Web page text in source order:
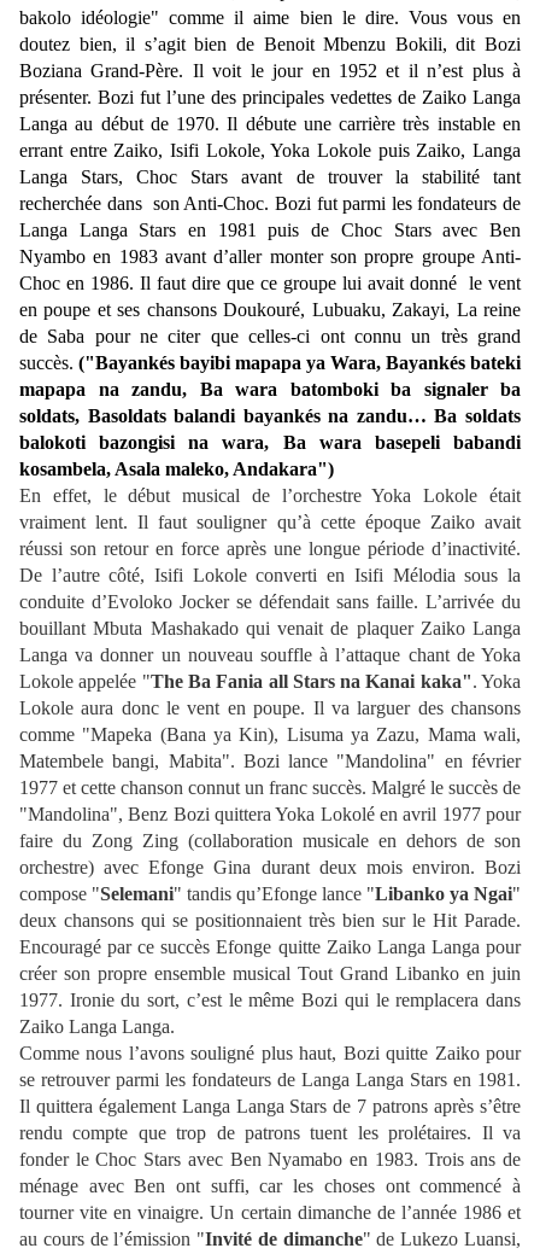
bakolo idéologie" comme il aime bien le dire. Vous vous en
doutez bien, il s’agit bien de Benoit Mbenzu Bokili, dit Bozi
Boziana Grand-Père. Il voit le jour en 1952 et il n’est plus à
présenter. Bozi fut l’une des principales vedettes de Zaiko Langa
Langa au début de 1970. Il débute une carrière très instable en
errant entre Zaiko, Isifi Lokole, Yoka Lokole puis Zaiko, Langa
Langa Stars, Choc Stars avant de trouver la stabilité tant
recherchée dans son Anti-Choc. Bozi fut parmi les fondateurs de
Langa Langa Stars en 1981 puis de Choc Stars avec Ben
Nyambo en 1983 avant d’aller monter son propre groupe Anti-
Choc en 1986. Il faut dire que ce groupe lui avait donné le vent
en poupe et ses chansons Doukouré, Lubuaku, Zakayi, La reine
de Saba pour ne citer que celles-ci ont connu un très grand
succès. ("Bayankés bayibi mapapa ya Wara, Bayankés bateki
mapapa na zandu, Ba wara batomboki ba signaler ba
soldats, Basoldats balandi bayankés na zandu… Ba soldats
balokoti bazongisi na wara, Ba wara basepeli babandi
kosambela, Asala maleko, Andakara")
En effet, le début musical de l’orchestre Yoka Lokole était
vraiment lent. Il faut souligner qu’à cette époque Zaiko avait
réussi son retour en force après une longue période d’inactivité.
De l’autre côté, Isifi Lokole converti en Isifi Mélodia sous la
conduite d’Evoloko Jocker se défendait sans faille. L’arrivée du
bouillant Mbuta Mashakado qui venait de plaquer Zaiko Langa
Langa va donner un nouveau souffle à l’attaque chant de Yoka
Lokole appelée "The Ba Fania all Stars na Kanai kaka". Yoka
Lokole aura donc le vent en poupe. Il va larguer des chansons
comme "Mapeka (Bana ya Kin), Lisuma ya Zazu, Mama wali,
Matembele bangi, Mabita". Bozi lance "Mandolina" en février
1977 et cette chanson connut un franc succès. Malgré le succès de
"Mandolina", Benz Bozi quittera Yoka Lokolé en avril 1977 pour
faire du Zong Zing (collaboration musicale en dehors de son
orchestre) avec Efonge Gina durant deux mois environ. Bozi
compose "Selemani" tandis qu’Efonge lance "Libanko ya Ngai"
deux chansons qui se positionnaient très bien sur le Hit Parade.
Encouragé par ce succès Efonge quitte Zaiko Langa Langa pour
créer son propre ensemble musical Tout Grand Libanko en juin
1977. Ironie du sort, c’est le même Bozi qui le remplacera dans
Zaiko Langa Langa.
Comme nous l’avons souligné plus haut, Bozi quitte Zaiko pour
se retrouver parmi les fondateurs de Langa Langa Stars en 1981.
Il quittera également Langa Langa Stars de 7 patrons après s’être
rendu compte que trop de patrons tuent les prolétaires. Il va
fonder le Choc Stars avec Ben Nyamabo en 1983. Trois ans de
ménage avec Ben ont suffi, car les choses ont commencé à
tourner vite en vinaigre. Un certain dimanche de l’année 1986 et
au cours de l’émission "Invité de dimanche" de Lukezo Luansi,